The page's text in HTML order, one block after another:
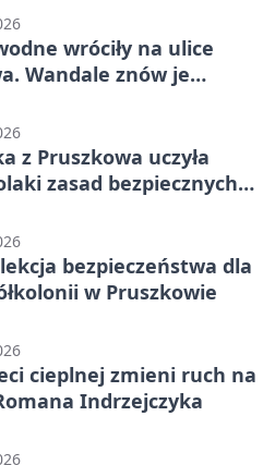
wróciły na ulice
Wandale znów je
z Pruszkowa uczyła
zasad bezpiecznych
bezpieczeństwa dla
w Pruszkowie
cieplnej zmieni ruch na
Indrzejczyka